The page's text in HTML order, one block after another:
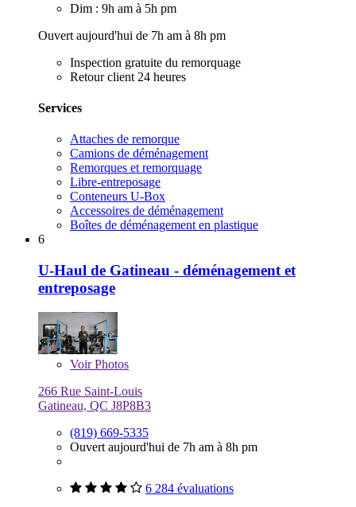
Dim : 9h am à 5h pm
Ouvert aujourd'hui de 7h am à 8h pm
Inspection gratuite du remorquage
Retour client 24 heures
Services
Attaches de remorque
Camions de déménagement
Remorques et remorquage
Libre-entreposage
Conteneurs U-Box
Accessoires de déménagement
Boîtes de déménagement en plastique
6
U-Haul de Gatineau - déménagement et
entreposage
VoirPhotos
266 Rue Saint-Louis
Gatineau, QC J8P8B3
(819) 669-5335
Ouvert aujourd'hui de 7h am à 8h pm
6 284 évaluations